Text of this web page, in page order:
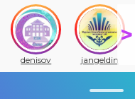
denisov jangeldin